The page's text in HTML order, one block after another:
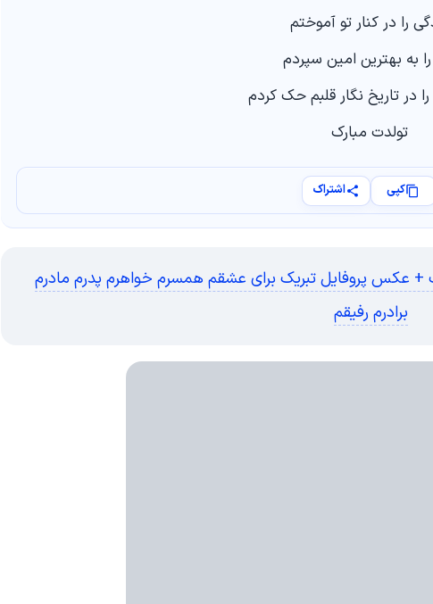
را در کنار تو آموختم
به بهترین امین سپردم
در تاریخ نگار قلبم حک کردم
تولدت مبارک
کپی اشتراک
عکس پروفایل تبریک برای عشقم همسرم خواهرم پدرم مادرم
برادرم رفیقم